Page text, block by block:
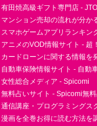
有田焼高級ギフト専門店 -
マンション売却の流れが分か
スマホゲームアプリランキン
アニメのVOD情報サイト - 超
カードローンに関する情報
自動車保険情報サイト - 自動
女性総合メディア - Spicomi
無料占いサイト - Spicomi無
通信講座・プログラミングス
漫画を全巻お得に読む方法を